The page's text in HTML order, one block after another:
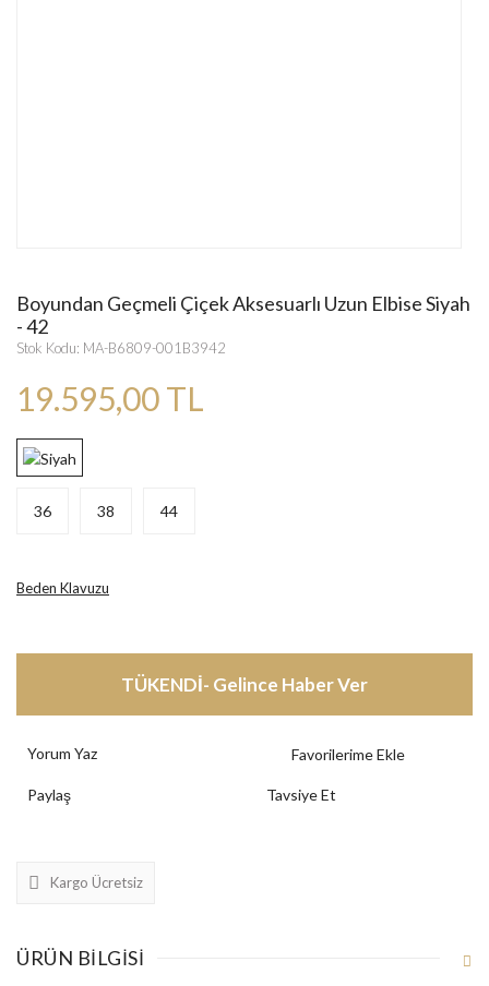
Boyundan Geçmeli Çiçek Aksesuarlı Uzun Elbise Siyah
- 42
Stok Kodu: MA-B6809-001B3942
19.595,00 TL
36 38 44
Beden Klavuzu
TÜKENDİ- Gelince Haber Ver
Yorum Yaz
Paylaş Tavsiye Et
Kargo Ücretsiz
ÜRÜN BILGISI